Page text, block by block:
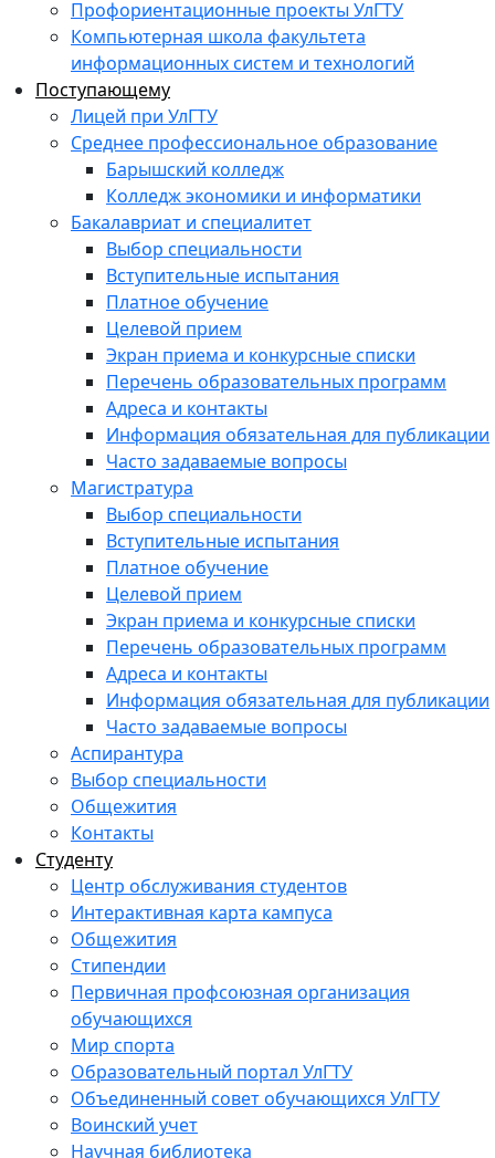
Профориентационные проекты УлГТУ
Компьютерная школа факультета
информационных систем и технологий
Поступающему
Лицей при УлГТУ
Среднее профессиональное образование
Барышский колледж
Колледж экономики и информатики
Бакалавриат и специалитет
Выбор специальности
Вступительные испытания
Платное обучение
Целевой прием
Экран приема и конкурсные списки
Перечень образовательных программ
Адреса и контакты
Информация обязательная для публикации
Часто задаваемые вопросы
Магистратура
Выбор специальности
Вступительные испытания
Платное обучение
Целевой прием
Экран приема и конкурсные списки
Перечень образовательных программ
Адреса и контакты
Информация обязательная для публикации
Часто задаваемые вопросы
Аспирантура
Выбор специальности
Общежития
Контакты
Студенту
Центр обслуживания студентов
Интерактивная карта кампуса
Общежития
Стипендии
Первичная профсоюзная организация
обучающихся
Мир спорта
Образовательный портал УлГТУ
Объединенный совет обучающихся УлГТУ
Воинский учет
Научная библиотека